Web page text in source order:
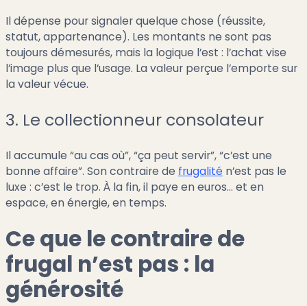
Il dépense pour signaler quelque chose (réussite,
statut, appartenance). Les montants ne sont pas
toujours démesurés, mais la logique l’est : l’achat vise
l’image plus que l’usage. La valeur perçue l’emporte sur
la valeur vécue.
3. Le collectionneur consolateur
Il accumule “au cas où”, “ça peut servir”, “c’est une
bonne affaire”. Son contraire de frugalitén’est pas le
luxe : c’est le trop. À la fin, il paye en euros… et en
espace, en énergie, en temps.
Ce que le contraire de
frugal n’est pas : la
générosité